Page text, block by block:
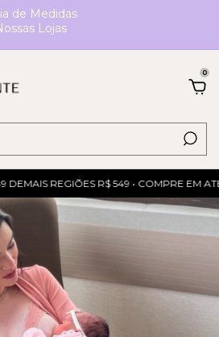
de Medidas
Lojas
0
REGIÕES R$ 549 • COMPRE EM